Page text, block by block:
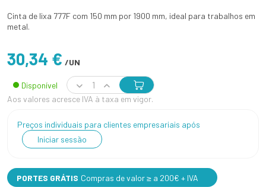
Cinta de lixa 777F com 150 mm por 1900 mm, ideal para trabalhos em
metal.
30,34 € /UN
Disponível
Aos valores acresce IVA à taxa em vigor.
Preços individuais para clientes empresariais após
Iniciar sessão
PORTES GRÁTIS Compras de valor ≥ a 200€ + IVA